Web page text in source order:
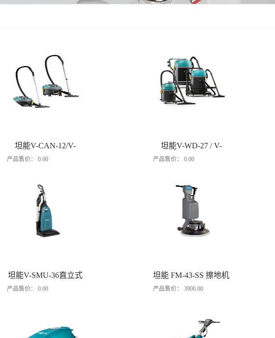
坦能V-CAN-12/V-
CAN-16吸尘器
产品售价： 0.00
坦能V-WD-27 / V-
WD-62 / V-WD-72 吸
产品售价： 0.00
坦能V-SMU-36直立式
吸尘器
产品售价： 0.00
坦能 FM-43-SS 擦地机
产品售价： 3900.00